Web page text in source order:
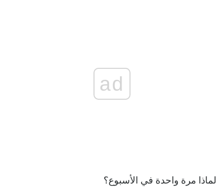
ad
لماذا مرة واحدة في الأسبوع؟